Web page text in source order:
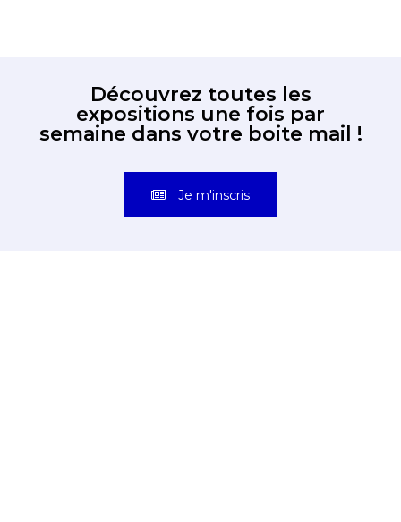
Découvrez toutes les
expositions une fois par
semaine dans votre boite mail !
Je m'inscris